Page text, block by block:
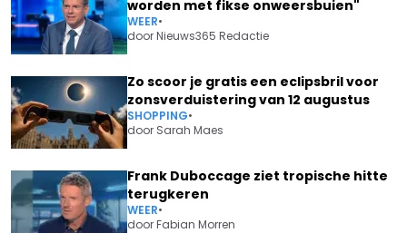
worden met fikse onweersbuien"
WEER•
doorNieuws365 Redactie
Zo scoor je gratis een eclipsbril voor
zonsverduistering van 12 augustus
SHOPPING•
door Sarah Maes
Frank Duboccage ziet tropische hitte
terugkeren
WEER•
doorFabian Morren